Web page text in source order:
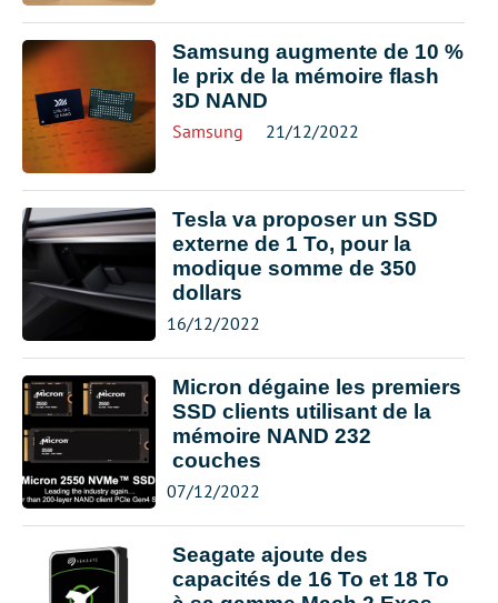
Samsung augmente de 10 %
le prix de la mémoire flash
3D NAND
Samsung 21/12/2022
Tesla va proposer un SSD
externe de 1 To, pour la
modique somme de 350
dollars
16/12/2022
Micron dégaine les premiers
SSD clients utilisant de la
mémoire NAND 232
couches
07/12/2022
Seagate ajoute des
capacités de 16 To et 18 To